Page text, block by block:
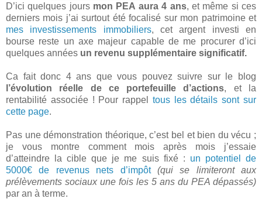
D’ici quelques jours mon PEA aura 4 ans, et même si ces
derniers mois j’ai surtout été focalisé sur mon patrimoine et
mes investissements immobiliers, cet argent investi en
bourse reste un axe majeur capable de me procurer d’ici
quelques années un revenu supplémentaire significatif.
Ca fait donc 4 ans que vous pouvez suivre sur le blog
l’évolution réelle de ce portefeuille d’actions, et la
rentabilité associée ! Pour rappel tous les détails sont sur
cette page.
Pas une démonstration théorique, c’est bel et bien du vécu ;
je vous montre comment mois après mois j’essaie
d’atteindre la cible que je me suis fixé : un potentiel de
5000€ de revenus nets d’impôt
(qui se limiteront aux
prélèvements sociaux une fois les 5 ans du PEA dépassés)
par an à terme.